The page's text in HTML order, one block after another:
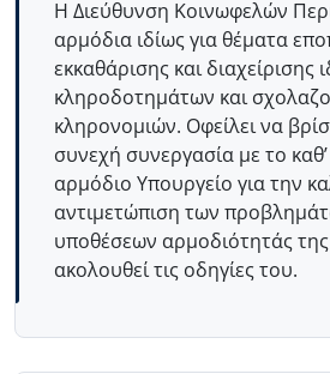
Η Διεύθυνση Κοινωφελών
αρμόδια ιδίως για θέματα
εκκαθάρισης και διαχείρισης
κληροδοτημάτων και
κληρονομιών. Οφείλει να
συνεχή συνεργασία με το
αρμόδιο Υπουργείο για την
αντιμετώπιση των
υποθέσεων αρμοδιότητάς της
ακολουθεί τις οδηγίες του.